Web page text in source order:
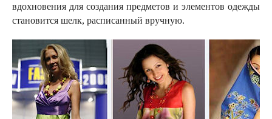
вдохновения для создания предметов и элементов одежды
становится шелк, расписанный вручную.